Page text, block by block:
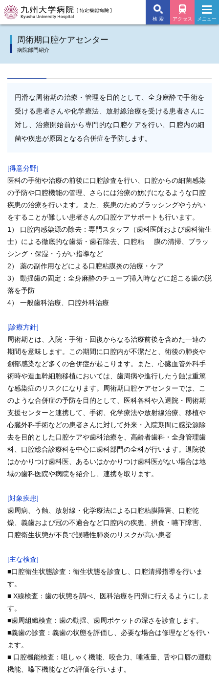
検 索 アクセス
九州大学病院TOP
診療科
交通アクセス
よくあるご質問
学内向け情報
ご意見
採用情報
本院の先進医療
内視鏡外科手術
最新の歯科治療
関連リンク
サイトマップ
ENGLISH
中文
〒812-8582 福岡市東区馬出3-1-1
外来診療受付時間
初 診／8：30～11：00
再 診／8：15～17：00（自動再来受付機）
8：20～17：00（窓口受付）
メニュー
周術期口腔ケアセンター
病院部門紹介
円滑な周術期の治療・管理を目的として、全身麻酔で手術を
受ける患者さんや化学療法、放射線治療を受ける患者さんに
対し、治療開始前から専門的な口腔ケアを行い、口腔内の細
菌や疾患が原因となる合併症を予防します。
[得意分野]
医科の手術や治療の前後に口腔診査を行い、口腔からの細菌感染
の予防や口腔機能の管理、さらには治療の妨げになるような口腔
疾患の治療を行います。また、疾患のためブラッシングやうがい
をすることが難しい患者さんの口腔ケアサポートも行います。
1） 口腔内感染源の除去：専門スタッフ（歯科医師および歯科衛生
士）による徹底的な歯垢・歯石除去、口腔粘 膜の清掃、ブラッ
シング・保湿・うがい指導など
2） 薬の副作用などによる口腔粘膜炎の治療・ケア
3） 動揺歯の固定：全身麻酔のチューブ挿入時などに起こる歯の脱
落を予防
4） 一般歯科治療、口腔外科治療
[診療方針]
周術期とは、入院・手術・回復からなる治療前後を含めた一連の
期間を意味します。この期間に口腔内が不潔だと、術後の肺炎や
創部感染など多くの合併症が起こります。また、心臓血管外科手
術時や造血幹細胞移植においては、歯周病や進行したう蝕は重篤
な感染症のリスクになります。周術期口腔ケアセンターでは、こ
のような合併症の予防を目的として、医科各科や入退院・周術期
支援センターと連携して、手術、化学療法や放射線治療、移植や
心臓外科手術などの患者さんに対して外来・入院期間に感染源除
去を目的とした口腔ケアや歯科治療を、高齢者歯科・全身管理歯
科、口腔総合診療科を中心に歯科部門の全科が行います。退院後
はかかりつけ歯科医、あるいはかかりつけ歯科医がない場合は地
域の歯科医院や病院を紹介し、連携を取ります。
[対象疾患]
歯周病、う蝕、放射線・化学療法による口腔粘膜障害、口腔乾
燥、義歯および冠の不適合など口腔内の疾患、摂食・嚥下障害、
口腔衛生状態が不良で誤嚥性肺炎のリスクが高い患者
[主な検査]
■口腔衛生状態診査：衛生状態を診査し、口腔清掃指導を行いま
す。
■ X線検査：歯の状態を調べ、医科治療を円滑に行えるようにしま
す。
■歯周組織検査：歯の動揺、歯周ポケットの深さを診査します。
■義歯の診査：義歯の状態を評価し、必要な場合は修理などを行い
ます。
■ 口腔機能検査：咀しゃく機能、咬合力、唾液量、舌や口唇の運動
機能、嚥下機能などの評価を行います。